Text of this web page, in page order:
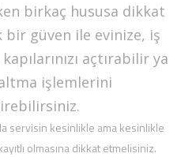
birkaç hususa dikkat
bir güven ile evinize, iş
açtırabilir ya
işlemlerini
servisin kesinlikle ama kesinlikle
olmasına dikkat etmelisiniz.